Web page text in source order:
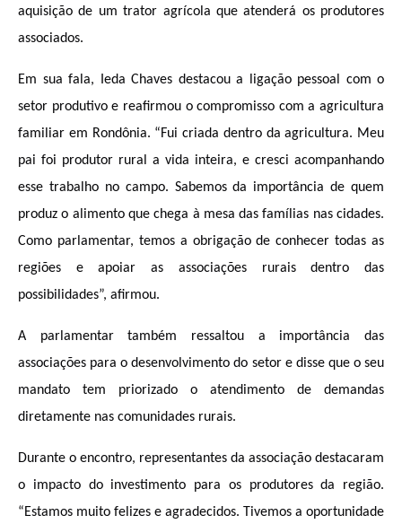
aquisição de um trator agrícola que atenderá os produtores
associados.
Em sua fala, Ieda Chaves destacou a ligação pessoal com o
setor produtivo e reafirmou o compromisso com a agricultura
familiar em Rondônia. “Fui criada dentro da agricultura. Meu
pai foi produtor rural a vida inteira, e cresci acompanhando
esse trabalho no campo. Sabemos da importância de quem
produz o alimento que chega à mesa das famílias nas cidades.
Como parlamentar, temos a obrigação de conhecer todas as
regiões e apoiar as associações rurais dentro das
possibilidades”, afirmou.
A parlamentar também ressaltou a importância das
associações para o desenvolvimento do setor e disse que o seu
mandato tem priorizado o atendimento de demandas
diretamente nas comunidades rurais.
Durante o encontro, representantes da associação destacaram
o impacto do investimento para os produtores da região.
“Estamos muito felizes e agradecidos. Tivemos a oportunidade